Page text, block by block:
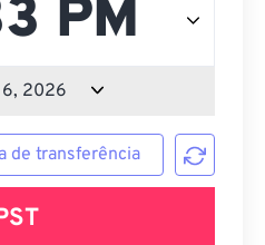
de transferência